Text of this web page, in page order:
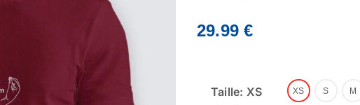
29.99€
Taille: XS XS S M